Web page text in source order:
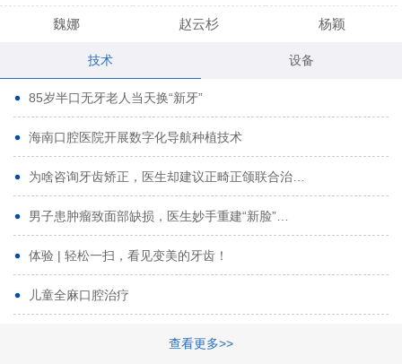
魏娜 赵云杉 杨颖
黄启龙
代艳虹 林芳诚
曹香林 姜炳华
姚宗将 梁春晓
林夏羽 颜晶
路娜 商晔
周碧玲
技术 设备
85岁半口无牙老人当天换“新牙”
海南口腔医院开展数字化导航种植技术
为啥咨询牙齿矫正，医生却建议正畸正颌联合治…
男子患肿瘤致面部缺损，医生妙手重建“新脸”…
体验 | 轻松一扫，看见变美的牙齿！
儿童全麻口腔治疗
查看更多>>